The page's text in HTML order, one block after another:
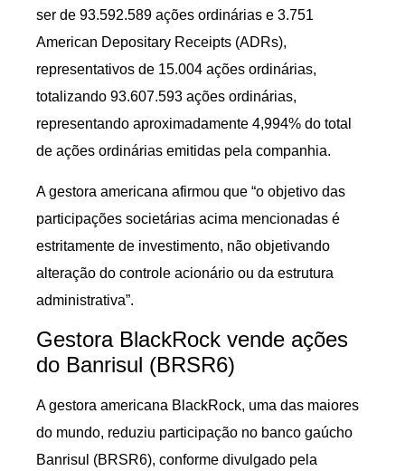
ser de 93.592.589 ações ordinárias e 3.751
American Depositary Receipts (ADRs),
representativos de 15.004 ações ordinárias,
totalizando 93.607.593 ações ordinárias,
representando aproximadamente 4,994% do total
de ações ordinárias emitidas pela companhia.
A gestora americana afirmou que “o objetivo das
participações societárias acima mencionadas é
estritamente de investimento, não objetivando
alteração do controle acionário ou da estrutura
administrativa”.
Gestora BlackRock vende ações
do Banrisul (BRSR6)
A gestora americana BlackRock, uma das maiores
do mundo, reduziu participação no banco gaúcho
Banrisul (BRSR6), conforme divulgado pela